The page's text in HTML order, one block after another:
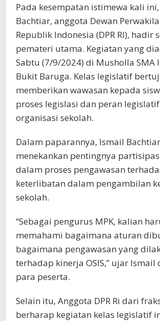
Pada kesempatan istimewa kali
Bachtiar, anggota Dewan
Republik Indonesia (DPR RI), hadir
pemateri utama. Kegiatan yang
Sabtu (7/9/2024) di Musholla SMA
Bukit Baruga. Kelas legislatif
memberikan wawasan kepada
proses legislasi dan peran
organisasi sekolah.
Dalam paparannya, Ismail Bachtiar
menekankan pentingnya
dalam proses pengawasan
keterlibatan dalam pengambilan
sekolah.
“Sebagai pengurus MPK, kalian
memahami bagaimana aturan
bagaimana pengawasan yang
terhadap kinerja OSIS,” ujar Ismail
para peserta.
Selain itu, Anggota DPR Ri dari
berharap kegiatan kelas legislatif